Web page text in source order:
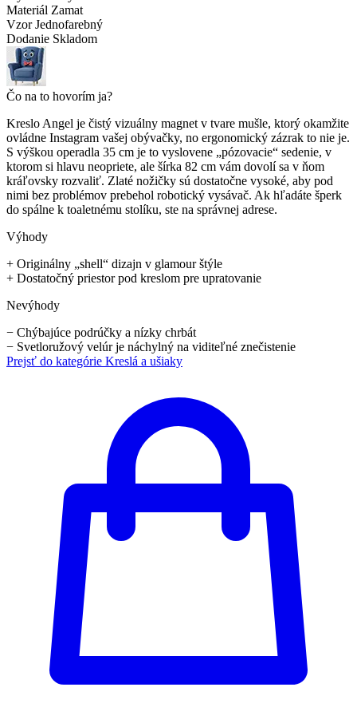
Materiál Zamat
Vzor Jednofarebný
Dodanie Skladom
Čo na to hovorím ja?
Kreslo Angel je čistý vizuálny magnet v tvare mušle, ktorý okamžite
ovládne Instagram vašej obývačky, no ergonomický zázrak to nie je.
S výškou operadla 35 cm je to vyslovene „pózovacie“ sedenie, v
ktorom si hlavu neopriete, ale šírka 82 cm vám dovolí sa v ňom
kráľovsky rozvaliť. Zlaté nožičky sú dostatočne vysoké, aby pod
nimi bez problémov prebehol robotický vysávač. Ak hľadáte šperk
do spálne k toaletnému stolíku, ste na správnej adrese.
Výhody
+ Originálny „shell“ dizajn v glamour štýle
+ Dostatočný priestor pod kreslom pre upratovanie
Nevýhody
− Chýbajúce podrúčky a nízky chrbát
− Svetloružový velúr je náchylný na viditeľné znečistenie
Prejsť do kategórie Kreslá a ušiaky